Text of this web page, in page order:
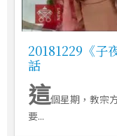
20181229《子
話
這個星期，教宗
要...